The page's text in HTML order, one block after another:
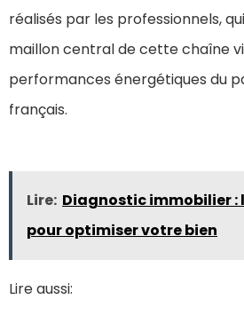
réalisés par les professionnels,
maillon central de cette chaîne
performances énergétiques du
français.
Lire: Diagnostic immobilier :
pour optimiser votre bien
Lire aussi: